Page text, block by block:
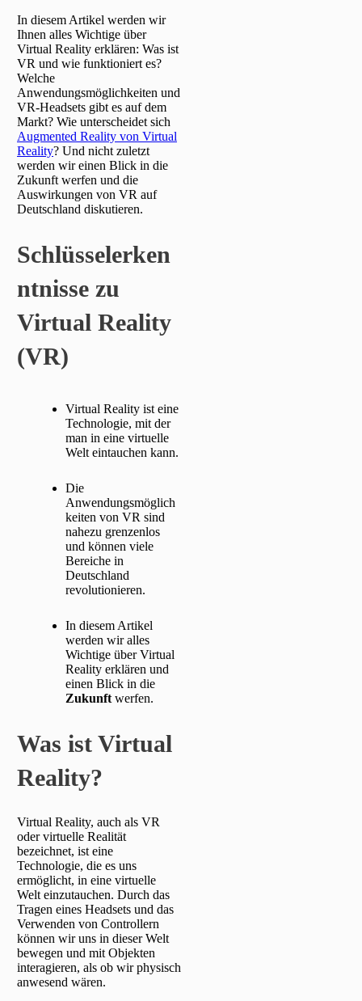
In diesem Artikel werden wir
Ihnen alles Wichtige über
Virtual Reality erklären: Was ist
VR und wie funktioniert es?
Welche
Anwendungsmöglichkeiten und
VR-Headsets gibt es auf dem
Markt? Wie unterscheidet sich
Augmented Reality von Virtual
Reality? Und nicht zuletzt
werden wir einen Blick in die
Zukunft werfen und die
Auswirkungen von VR auf
Deutschland diskutieren.
Schlüsselerken
ntnisse zu
Virtual Reality
(VR)
Virtual Reality ist eine
Technologie, mit der
man in eine virtuelle
Welt eintauchen kann.
Die
Anwendungsmöglich
keiten von VR sind
nahezu grenzenlos
und können viele
Bereiche in
Deutschland
revolutionieren.
In diesem Artikel
werden wir alles
Wichtige über Virtual
Reality erklären und
einen Blick in die
Zukunft werfen.
Was ist Virtual
Reality?
Virtual Reality, auch als VR
oder virtuelle Realität
bezeichnet, ist eine
Technologie, die es uns
ermöglicht, in eine virtuelle
Welt einzutauchen. Durch das
Tragen eines Headsets und das
Verwenden von Controllern
können wir uns in dieser Welt
bewegen und mit Objekten
interagieren, als ob wir physisch
anwesend wären.